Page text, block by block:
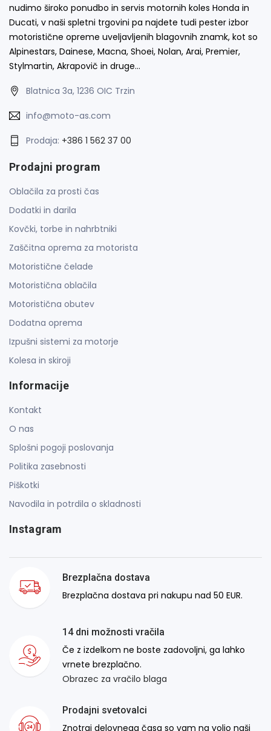
nudimo široko ponudbo in servis motornih koles Honda in
Ducati, v naši spletni trgovini pa najdete tudi pester izbor
motoristične opreme uveljavljenih blagovnih znamk, kot so
Alpinestars, Dainese, Macna, Shoei, Nolan, Arai, Premier,
Stylmartin, Akrapovič in druge…
Blatnica 3a, 1236 OIC Trzin
info@moto-as.com
Prodaja: +386 1 562 37 00
Prodajni program
Oblačila za prosti čas
Dodatki in darila
Kovčki, torbe in nahrbtniki
Zaščitna oprema za motorista
Motoristične čelade
Motoristična oblačila
Motoristična obutev
Dodatna oprema
Izpušni sistemi za motorje
Kolesa in skiroji
Informacije
Kontakt
O nas
Splošni pogoji poslovanja
Politika zasebnosti
Piškotki
Navodila in potrdila o skladnosti
Instagram
Brezplačna dostava
Brezplačna dostava pri nakupu nad 50 EUR.
14 dni možnosti vračila
Če z izdelkom ne boste zadovoljni, ga lahko
vrnete brezplačno.
Obrazec za vračilo blaga
Prodajni svetovalci
Znotraj delovnega časa so vam na voljo naši